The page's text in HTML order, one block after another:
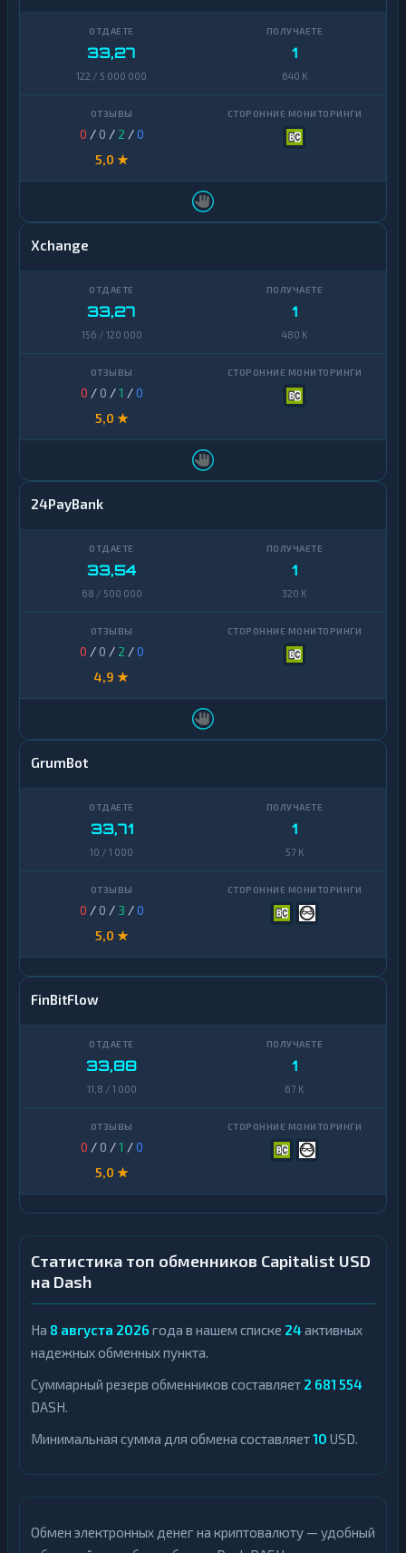
33,27
122 / 5 000 000
1
640 K
0 / 0 / 2 /0
5,0 ★
Xchange
33,27
156 / 120 000
1
480 K
0 / 0 /1 /0
5,0 ★
24PayBank
33,54
68 / 500 000
1
320 K
0 / 0 / 2 /0
4,9 ★
GrumBot
33,71
10 / 1 000
1
57 K
0 / 0 / 3 /0
5,0 ★
FinBitFlow
33,88
11,8 / 1 000
1
67 K
0 / 0 /1 /0
5,0 ★
Статистика топ обменников Capitalist USD
на Dash
На 8 августа 2026 года в нашем списке 24активных
надежных обменных пункта.
Суммарный резерв обменников составляет 2 681 554
DASH.
Минимальная сумма для обмена составляет10 USD.
Обмен электронных денег на криптовалюту — удобный